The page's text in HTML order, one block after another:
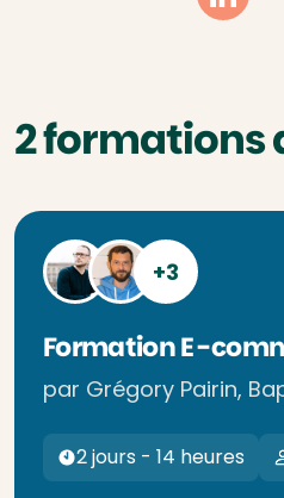
2 formations
+3
Formation E-
par Grégory Pairin,
2 jours - 14 heures